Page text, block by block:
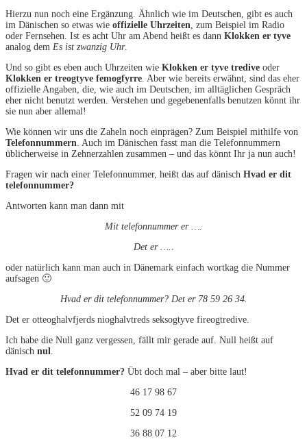
Hierzu nun noch eine Ergänzung. Ähnlich wie im Deutschen, gibt es auch
im Dänischen so etwas wie offizielle Uhrzeiten, zum Beispiel im Radio
oder Fernsehen. Ist es acht Uhr am Abend heißt es dann Klokken er tyve
analog dem Es ist zwanzig Uhr.
Und so gibt es eben auch Uhrzeiten wie Klokken er tyve tredive oder
Klokken er treogtyve femogfyrre. Aber wie bereits erwähnt, sind das eher
offizielle Angaben, die, wie auch im Deutschen, im alltäglichen Gespräch
eher nicht benutzt werden. Verstehen und gegebenenfalls benutzen könnt ihr
sie nun aber allemal!
Wie können wir uns die Zaheln noch einprägen? Zum Beispiel mithilfe von
Telefonnummern. Auch im Dänischen fasst man die Telefonnummern
üblicherweise in Zehnerzahlen zusammen – und das könnt Ihr ja nun auch!
Fragen wir nach einer Telefonnummer, heißt das auf dänisch Hvad er dit
telefonnummer?
Antworten kann man dann mit
Mit telefonnummer er ….
Det er …..
oder natürlich kann man auch in Dänemark einfach wortkag die Nummer
aufsagen 🙂
Hvad er dit telefonnummer? Det er 78 59 26 34.
Det er otteoghalvfjerds nioghalvtreds seksogtyve fireogtredive.
Ich habe die Null ganz vergessen, fällt mir gerade auf. Null heißt auf
dänisch nul.
Hvad er dit telefonnummer? Übt doch mal – aber bitte laut!
46 17 98 67
52 09 74 19
36 88 07 12